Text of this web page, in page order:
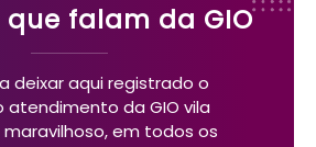
falam da GIO
deixar aqui registrado o
atendimento da GIO vila
em todos os